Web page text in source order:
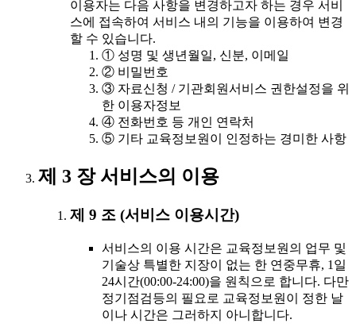
이용자는 다음 사항을 변경하고자 하는 경우 서비
스에 접속하여 서비스 내의 기능을 이용하여 변경
할 수 있습니다.
① 성명 및 생년월일, 신분, 이메일
② 비밀번호
③ 자료신청 / 기관회원서비스 권한설정을 위
한 이용자정보
④ 전화번호 등 개인 연락처
⑤ 기타 교육정보원이 인정하는 경미한 사항
제 3 장 서비스의 이용
제 9 조 (서비스 이용시간)
서비스의 이용 시간은 교육정보원의 업무 및
기술상 특별한 지장이 없는 한 연중무휴, 1일
24시간(00:00-24:00)을 원칙으로 합니다. 다만
정기점검등의 필요로 교육정보원이 정한 날
이나 시간은 그러하지 아니합니다.